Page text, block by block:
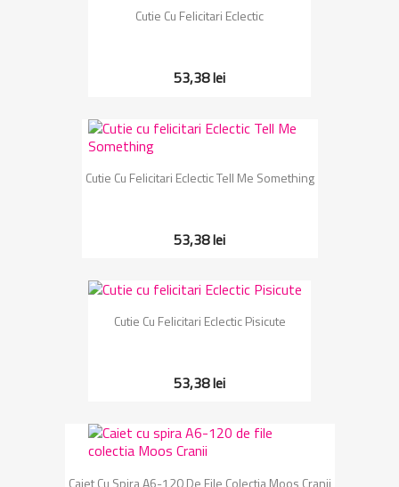
Cutie Cu Felicitari Eclectic
53,38 lei
Cutie Cu Felicitari Eclectic Tell Me Something
53,38 lei
Cutie Cu Felicitari Eclectic Pisicute
53,38 lei
Caiet Cu Spira A6-120 De File Colectia Moos Cranii